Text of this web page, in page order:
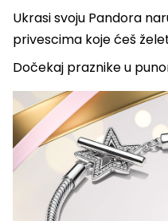
Ukrasi svoju Pandora
privescima koje ćeš
Dočekaj praznike u